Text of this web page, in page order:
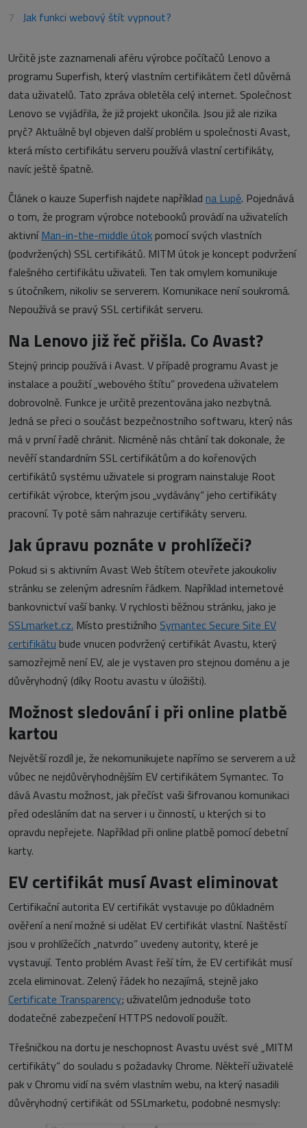
Jak funkci webový štít vypnout?
Určitě jste zaznamenali aféru výrobce počítačů Lenovo a
programu Superfish, který vlastním certifikátem četl důvěrná
data uživatelů. Tato zpráva obletěla celý internet. Společnost
Lenovo se vyjádřila, že již projekt ukončila. Jsou již ale rizika
pryč? Aktuálně byl objeven další problém u společnosti Avast,
která místo certifikátu serveru používá vlastní certifikáty,
navíc ještě špatně.
Článek o kauze Superfish najdete například na Lupě. Pojednává
o tom, že program výrobce notebooků provádí na uživatelích
aktivníMan-in-the-middle útok pomocí svých vlastních
(podvržených) SSL certifikátů. MITM útok je koncept podvržení
falešného certifikátu uživateli. Ten tak omylem komunikuje
s útočníkem, nikoliv se serverem. Komunikace není soukromá.
Nepoužívá se pravý SSL certifikát serveru.
Na Lenovo již řeč přišla. Co Avast?
Stejný princip používá i Avast. V případě programu Avast je
instalace a použití „webového štítu” provedena uživatelem
dobrovolně. Funkce je určitě prezentována jako nezbytná.
Jedná se přeci o součást bezpečnostního softwaru, který nás
má v první řadě chránit. Nicméně nás chtání tak dokonale, že
nevěří standardním SSL certifikátům a do kořenových
certifikátů systému uživatele si program nainstaluje Root
certifikát výrobce, kterým jsou „vydávány“ jeho certifikáty
pracovní. Ty poté sám nahrazuje certifikáty serveru.
Jak úpravu poznáte v prohlížeči?
Pokud si s aktivním Avast Web štítem otevřete jakoukoliv
stránku se zeleným adresním řádkem. Například internetové
bankovnictví vaší banky. V rychlosti běžnou stránku, jako je
SSLmarket.cz. Místo prestižního Symantec Secure Site EV
certifikátu bude vnucen podvržený certifikát Avastu, který
samozřejmě není EV, ale je vystaven pro stejnou doménu a je
důvěryhodný (díky Rootu avastu v úložišti).
Možnost sledování i při online platbě
kartou
Největší rozdíl je, že nekomunikujete napřímo se serverem a už
vůbec ne nejdůvěryhodnějším EV certifikátem Symantec. To
dává Avastu možnost, jak přečíst vaši šifrovanou komunikaci
před odesláním dat na server i u činností, u kterých si to
opravdu nepřejete. Například při online platbě pomocí debetní
karty.
EV certifikát musí Avast eliminovat
Certifikační autorita EV certifikát vystavuje po důkladném
ověření a není možné si udělat EV certifikát vlastní. Naštěstí
jsou v prohlížečích „natvrdo” uvedeny autority, které je
vystavují. Tento problém Avast řeší tím, že EV certifikát musí
zcela eliminovat. Zelený řádek ho nezajímá, stejně jako
Certificate Transparency; uživatelům jednoduše toto
dodatečné zabezpečení HTTPS nedovolí použít.
Třešničkou na dortu je neschopnost Avastu uvést své „MITM
certifikáty“ do souladu s požadavky Chrome. Někteří uživatelé
pak v Chromu vidí na svém vlastním webu, na který nasadili
důvěryhodný certifikát od SSLmarketu, podobné nesmysly: